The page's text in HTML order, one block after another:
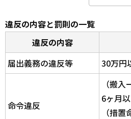
違反の内容と罰則の一覧
違反の内容
届出義務の違反等
30万円
命令違反
（搬
6ヶ月
（措置